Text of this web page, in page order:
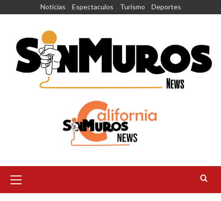
Noticias Espectaculos Turismo Deportes
principal